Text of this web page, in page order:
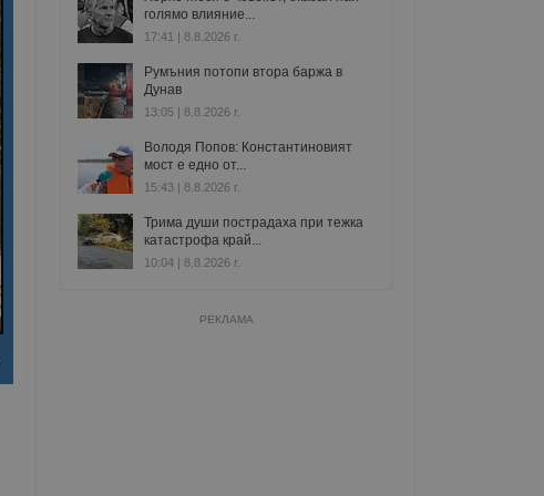
голямо влияние...
17:41 | 8.8.2026 г.
Румъния потопи втора баржа в
Дунав
13:05 | 8.8.2026 г.
Володя Попов: Константиновият
мост е едно от...
15:43 | 8.8.2026 г.
Трима души пострадаха при тежка
катастрофа край...
10:04 | 8.8.2026 г.
РЕКЛАМА